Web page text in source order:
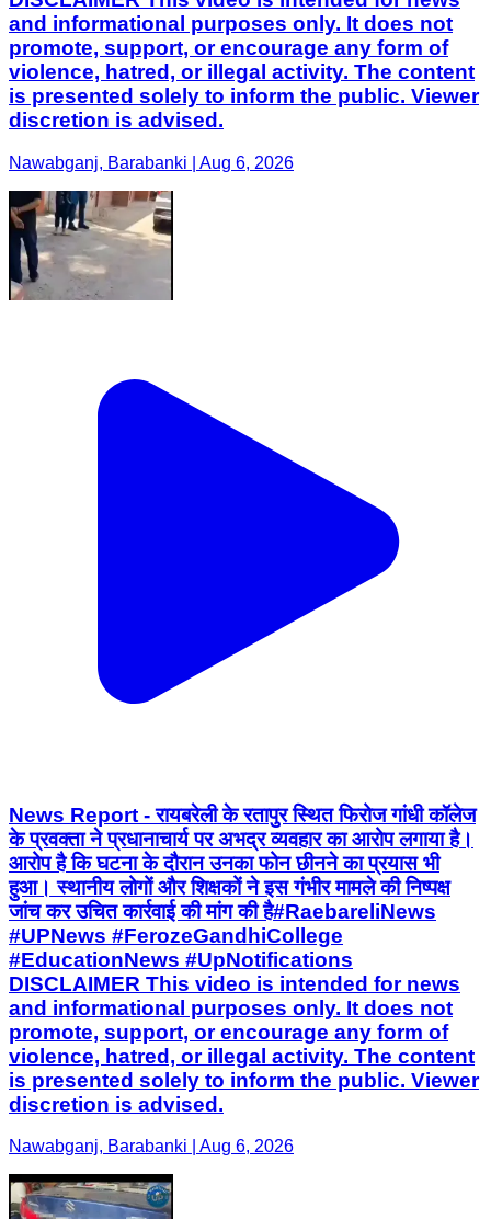
and informational purposes only. It does not
promote, support, or encourage any form of
violence, hatred, or illegal activity. The content
is presented solely to inform the public. Viewer
discretion is advised.
Nawabganj, Barabanki | Aug 6, 2026
News Report - रायबरेली के रतापुर स्थित फिरोज गांधी कॉलेज
के प्रवक्ता ने प्रधानाचार्य पर अभद्र व्यवहार का आरोप लगाया है।
आरोप है कि घटना के दौरान उनका फोन छीनने का प्रयास भी
हुआ। स्थानीय लोगों और शिक्षकों ने इस गंभीर मामले की निष्पक्ष
जांच कर उचित कार्रवाई की मांग की है ​#RaebareliNews
#UPNews #FerozeGandhiCollege
#EducationNews #UpNotifications
DISCLAIMER This video is intended for news
and informational purposes only. It does not
promote, support, or encourage any form of
violence, hatred, or illegal activity. The content
is presented solely to inform the public. Viewer
discretion is advised.
Nawabganj, Barabanki | Aug 6, 2026